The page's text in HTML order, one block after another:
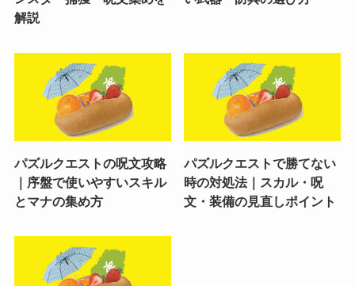
解説
パズルクエストの呪文攻略
｜序盤で使いやすいスキル
とマナの集め方
パズルクエストで勝てない
時の対処法｜スカル・呪
文・装備の見直しポイント